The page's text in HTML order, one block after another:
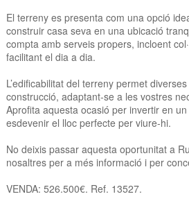
El terreny es presenta com una opció
construir casa seva en una ubicació
compta amb serveis propers, incloent
facilitant el dia a dia.
L’edificabilitat del terreny permet
construcció, adaptant-se a les vostres
Aprofita aquesta ocasió per invertir en
esdevenir el lloc perfecte per viure-hi.
No deixis passar aquesta oportunitat a
nosaltres per a més informació i per
VENDA: 526.500€. Ref. 13527.